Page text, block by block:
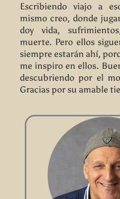
Escribiendo viajo a
mismo creo, donde
doy vida,
muerte. Pero ellos
siempre estarán ahí,
me inspiro en ellos.
descubriendo por el
Gracias por su amable